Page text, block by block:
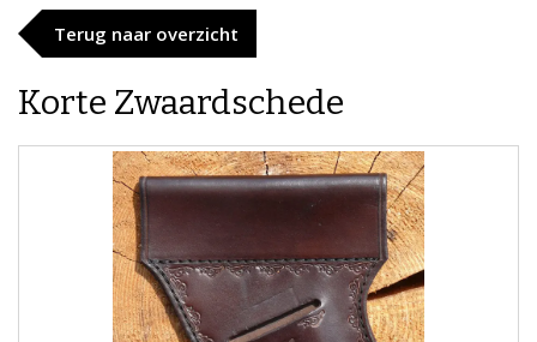
Terug naar overzicht
Korte Zwaardschede